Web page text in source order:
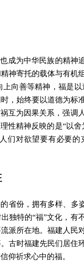
也成为中华民族的精神
神寄托的载体与有机
向善等精神，福是
，始终要以道德为标
互为因果关系，强调
性精神反映的是“以
们对欲望要有必要
的省份，拥有多样、多
独特的“福”文化 ，有
派所在地。福建人民
古时福建先民们居住
仰祈求心中的福。